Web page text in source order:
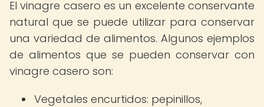
El vinagre casero es un excelente conservante
natural que se puede utilizar para conservar
una variedad de alimentos. Algunos ejemplos
de alimentos que se pueden conservar con
vinagre casero son:
Vegetales encurtidos: pepinillos,